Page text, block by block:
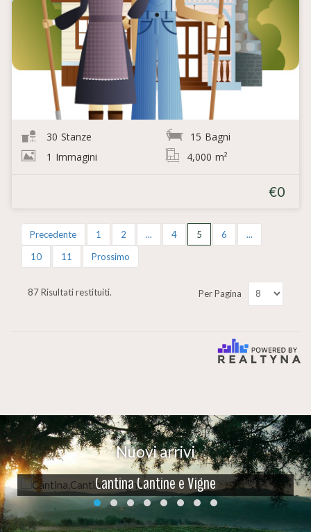
30 Stanze 15 Bagni
1 Immagini 4,000 m²
€0
Precedente 1 2 ... 4 5 6
...
10
11 Prossimo
87 Risultati restituiti. Per Pagina
Nuovi arrivi
Cantina Cantine e Vigne